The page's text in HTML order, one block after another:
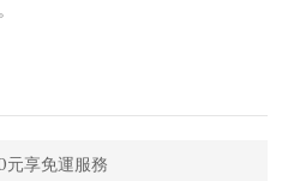
元享免運服務